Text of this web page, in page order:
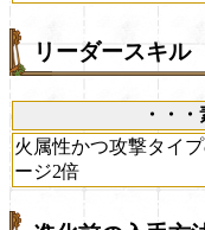
リーダースキル
・・
火属性かつ攻撃タイ
ージ2倍